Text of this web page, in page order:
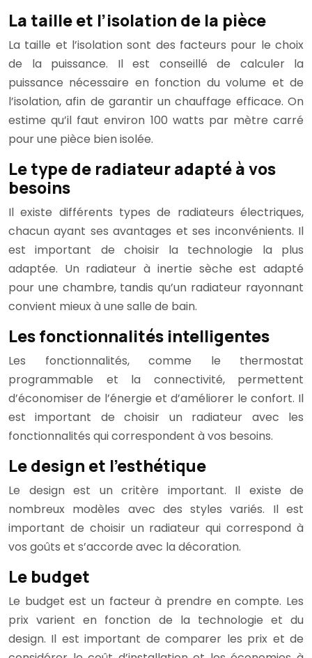
La taille et l’isolation de la pièce
La taille et l’isolation sont des facteurs pour le choix
de la puissance. Il est conseillé de calculer la
puissance nécessaire en fonction du volume et de
l’isolation, afin de garantir un chauffage efficace. On
estime qu’il faut environ 100 watts par mètre carré
pour une pièce bien isolée.
Le type de radiateur adapté à vos
besoins
Il existe différents types de radiateurs électriques,
chacun ayant ses avantages et ses inconvénients. Il
est important de choisir la technologie la plus
adaptée. Un radiateur à inertie sèche est adapté
pour une chambre, tandis qu’un radiateur rayonnant
convient mieux à une salle de bain.
Les fonctionnalités intelligentes
Les fonctionnalités, comme le thermostat
programmable et la connectivité, permettent
d’économiser de l’énergie et d’améliorer le confort. Il
est important de choisir un radiateur avec les
fonctionnalités qui correspondent à vos besoins.
Le design et l’esthétique
Le design est un critère important. Il existe de
nombreux modèles avec des styles variés. Il est
important de choisir un radiateur qui correspond à
vos goûts et s’accorde avec la décoration.
Le budget
Le budget est un facteur à prendre en compte. Les
prix varient en fonction de la technologie et du
design. Il est important de comparer les prix et de